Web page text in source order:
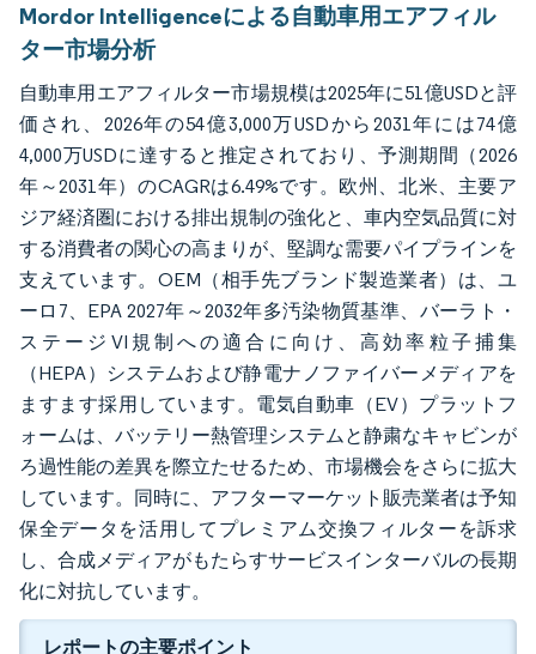
Mordor Intelligenceによる自動車用エアフィル
ター市場分析
自動車用エアフィルター市場規模は2025年に51億USDと評
価され、2026年の54億3,000万USDから2031年には74億
4,000万USDに達すると推定されており、予測期間（2026
年～2031年）のCAGRは6.49%です。欧州、北米、主要ア
ジア経済圏における排出規制の強化と、車内空気品質に対
する消費者の関心の高まりが、堅調な需要パイプラインを
支えています。OEM（相手先ブランド製造業者）は、ユ
ーロ7、EPA 2027年～2032年多汚染物質基準、バーラト・
ステージVI規制への適合に向け、高効率粒子捕集
（HEPA）システムおよび静電ナノファイバーメディアを
ますます採用しています。電気自動車（EV）プラットフ
ォームは、バッテリー熱管理システムと静粛なキャビンが
ろ過性能の差異を際立たせるため、市場機会をさらに拡大
しています。同時に、アフターマーケット販売業者は予知
保全データを活用してプレミアム交換フィルターを訴求
し、合成メディアがもたらすサービスインターバルの長期
化に対抗しています。
レポートの主要ポイント